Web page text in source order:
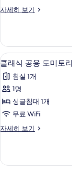
테
스
사
진
모
두
보
기
자세히 보기
컴
드
룸,
테
스
자
히
보
클
래
식
공
용
미
리,
4
클래식 공용 도미토
침실 1개
1명
싱글침대 1개
무료 WiFi
자세히 보기
클
용